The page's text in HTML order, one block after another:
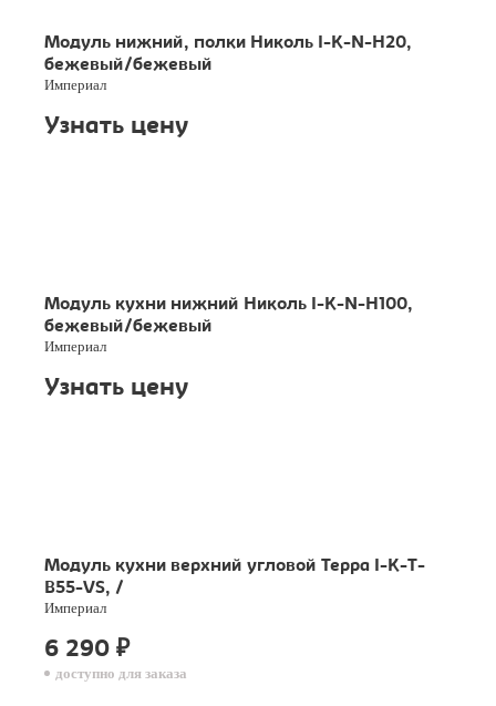
Модуль нижний, полки Николь I-K-N-H20,
бежевый/бежевый
Империал
Узнать цену
Модуль кухни нижний Николь I-K-N-H100,
бежевый/бежевый
Империал
Узнать цену
Модуль кухни верхний угловой Терра I-K-T-
B55-VS, /
Империал
6 290 ₽
доступно для заказа